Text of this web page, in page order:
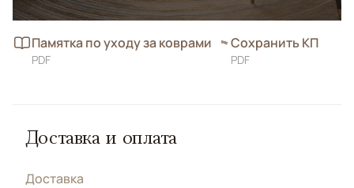
Памятка по уходу за коврами
PDF
Сохранить КП
PDF
Доставка и оплата
Доставка